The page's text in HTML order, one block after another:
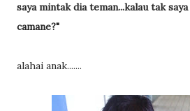
saya mintak dia teman...kalau tak
camane?"
alahai anak.......